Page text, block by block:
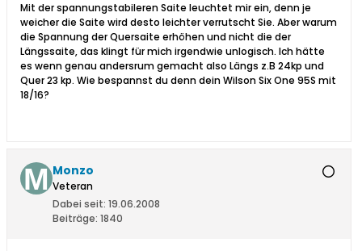
Mit der spannungstabileren Saite leuchtet mir ein, denn je
weicher die Saite wird desto leichter verrutscht Sie. Aber warum
die Spannung der Quersaite erhöhen und nicht die der
Längssaite, das klingt für mich irgendwie unlogisch. Ich hätte
es wenn genau andersrum gemacht also Längs z.B 24kp und
Quer 23 kp. Wie bespannst du denn dein Wilson Six One 95S mit
18/16?
Monzo
Veteran
Dabei seit: 19.06.2008
Beiträge: 1840